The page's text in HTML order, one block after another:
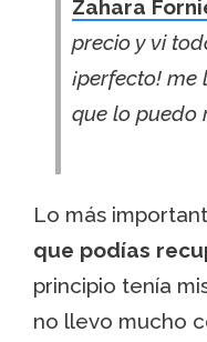
Zahara
precio y vi
¡perfecto!
que lo puedo
Lo más
que podías
principio tenía
no llevo mucho